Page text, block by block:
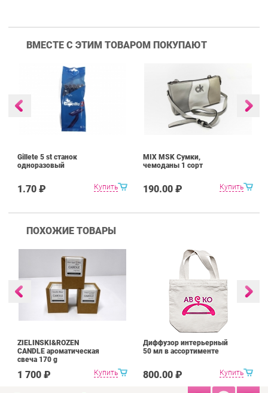
ВМЕСТЕ С ЭТИМ ТОВАРОМ ПОКУПАЮТ
Купить
Gillete 5 st станок
одноразовый
1.70 ₽ Купить
MIX MSK Сумки,
чемоданы 1 сорт
190.00 ₽
ПОХОЖИЕ ТОВАРЫ
Купить
ZIELINSKI&ROZEN
CANDLE ароматическая
свеча 170 g
1 700 ₽ Купить
Диффузор интерьерный
50 мл в ассортименте
800.00 ₽